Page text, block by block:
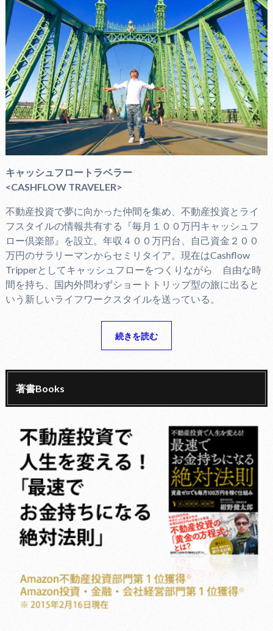
キャッシュフロートラベラー
<CASHFLOW TRAVELER>
不動産投資で夢に向かった仲間を集め、不動産投資とライ
フスタイルの情報共有する『毎月１００万円キャッシュフ
ロー倶楽部』を設立。年収４００万円台、自己資金２００
万円のサラリーマンからセミリタイア。現在はCashflow
Tripperとしてキャッシュフローをつくりながら 自由な時
間を持ち、国内外問わずショートトリップ型の旅に出ると
いう新しいライフワークスタイルを送っている。
続きを読む
著書Books